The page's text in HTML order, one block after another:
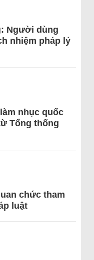
Người dùng
nhiệm pháp lý
nhục quốc
Tổng thống
chức tham
luật